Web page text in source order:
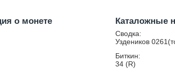
о монете Каталожные
Сводка:
Уздеников
Биткин:
34 (R)